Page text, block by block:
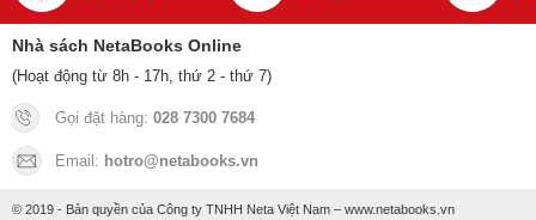
Nhà sách NetaBooks Online
(Hoạt động từ 8h - 17h, thứ 2 - thứ 7)
Gọi đặt hàng: 028 7300 7684
Email: hotro@netabooks.vn
© 2019 - Bản quyền của Công ty TNHH Neta Việt Nam – www.netabooks.vn